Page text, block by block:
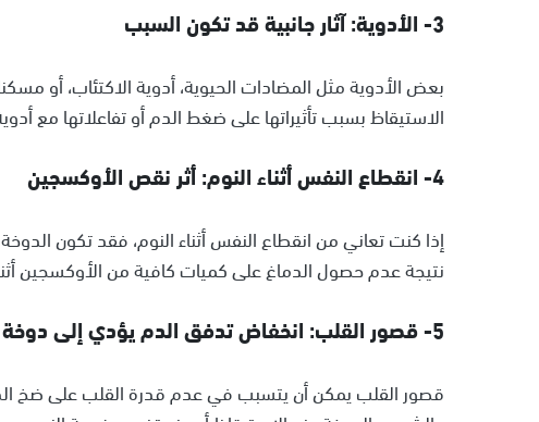
3- الأدوية: آثار جانبية قد تكون السبب
بعض الأدوية مثل المضادات الحيوية، أدوية الاكتئاب، أو
الاستيقاظ بسبب تأثيراتها على ضغط الدم أو تفاعلاتها مع
4- انقطاع النفس أثناء النوم: أثر نقص الأوكسجين
إذا كنت تعاني من انقطاع النفس أثناء النوم، فقد تكون
نتيجة عدم حصول الدماغ على كميات كافية من الأوكسجين
5- قصور القلب: انخفاض تدفق الدم يؤدي إلى دوخة
قصور القلب يمكن أن يتسبب في عدم قدرة القلب على ضخ